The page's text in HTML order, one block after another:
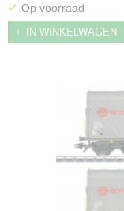
✓ Op voorraad
IN WINKELWAGEN